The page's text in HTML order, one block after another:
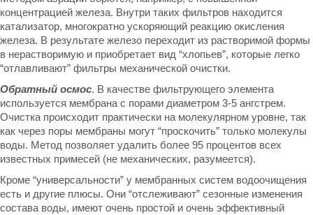
концентрацией железа. Внутри таких фильтров находится
катализатор, многократно ускоряющий реакцию окисления
железа. В результате железо переходит из растворимой формы
в нерастворимую и приобретает вид “хлопьев”, которые легко
“отлавливают” фильтры механической очистки.
Обратный осмос. В качестве фильтрующего элемента
используется мембрана с порами диаметром 3-5 ангстрем.
Очистка происходит практически на молекулярном уровне, так
как через поры мембраны могут “проскочить” только молекулы
воды. Метод позволяет удалить более 95 процентов всех
известных примесей (не механических, разумеется).
Кроме “универсальности” у мембранных систем водоочищения
есть и другие плюсы. Они “отслеживают” сезонные изменения
состава воды, имеют очень простой и очень эффективный